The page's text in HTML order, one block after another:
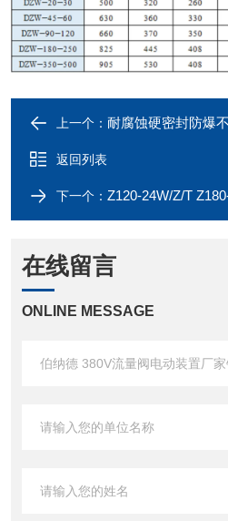
上一个： 耐腐蚀硬密封防爆
返回列表
下一个： Z120-24W/Z/T Z180-
在线留言
ONLINE MESSAGE